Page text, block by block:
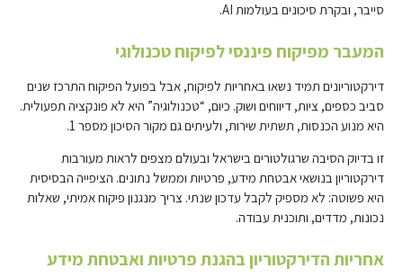
סייבר, ובקרת סיכונים בעולמות AI.
המעבר מפיקוח פיננסי לפיקוח טכנולוגי
דירקטוריונים תמיד נשאו באחריות לפיקוח, אבל בפועל הפיקוח התרכז שנים
סביב כספים, ציות, דיווחים ושוק. כיום, “טכנולוגיה” היא לא פונקציה תפעולית.
היא מנוע הכנסות, תשתית שירות, ולעיתים גם מקור הסיכון מספר 1.
זו בדיוק הסיבה שרגולטורים בישראל ובעולם מצפים לראות מעורבות
דירקטוריון בנושאי אבטחת מידע, פרטיות וממשל נתונים. הציפייה הבסיסית
היא פשוטה: לא מספיק לקבל עדכון שנתי. צריך מנגנון פיקוח אמיתי, שאלות
נכונות, מדדים, ותוכנית עבודה.
אחריות הדירקטוריון בהגנת פרטיות ואבטחת מידע